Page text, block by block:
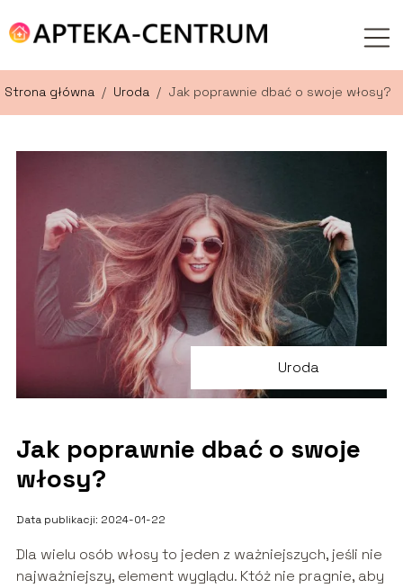
Strona główna / Uroda / Jak poprawnie dbać o swoje włosy?
Uroda
Jak poprawnie dbać o swoje
włosy?
Data publikacji: 2024-01-22
Dla wielu osób włosy to jeden z ważniejszych, jeśli nie
najważniejszy, element wyglądu. Któż nie pragnie, aby